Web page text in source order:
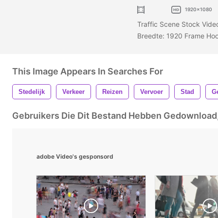
1920x1080
Traffic Scene Stock
Breedte: 1920 Frame
This Image Appears In Searches For
Stedelijk Verkeer Reizen Vervoer Stad
Gebruikers Die Dit Bestand Hebben
adobe Video's gesponsord